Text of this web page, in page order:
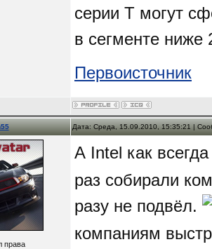
серии T могут
в сегменте ниже
Первоисточник
Дата: Среда, 15.09.2010, 15:35:21 |
права
А Intel как
раз собирали
разу не подвёл.
компаниям